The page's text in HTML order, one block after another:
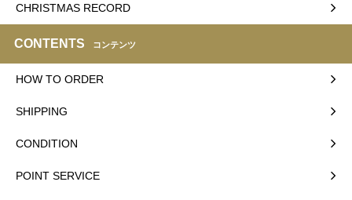
CHRISTMAS RECORD
CONTENTS コンテンツ
HOW TO ORDER
SHIPPING
CONDITION
POINT SERVICE